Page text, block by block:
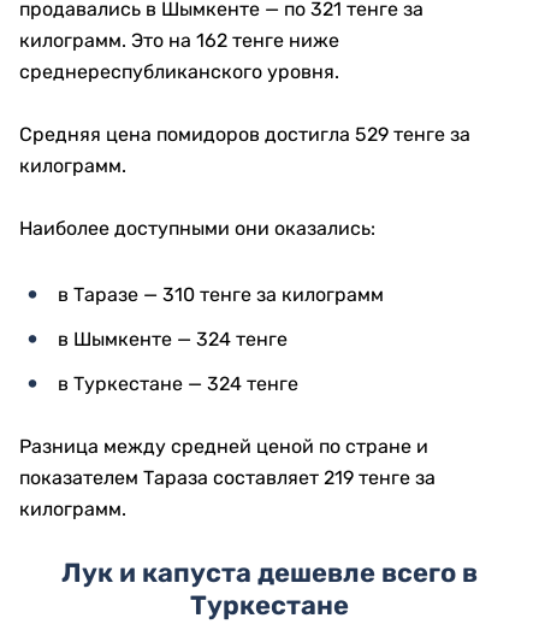
продавались в Шымкенте — по 321 тенге за
килограмм. Это на 162 тенге ниже
среднереспубликанского уровня.
Средняя цена помидоров достигла 529 тенге за
килограмм.
Наиболее доступными они оказались:
в Таразе — 310 тенге за килограмм
в Шымкенте — 324 тенге
в Туркестане — 324 тенге
Разница между средней ценой по стране и
показателем Тараза составляет 219 тенге за
килограмм.
Лук и капуста дешевле всего в
Туркестане